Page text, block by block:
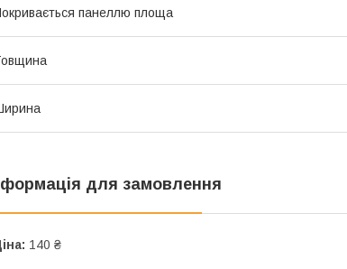
панеллю площа
для замовлення
140 ₴